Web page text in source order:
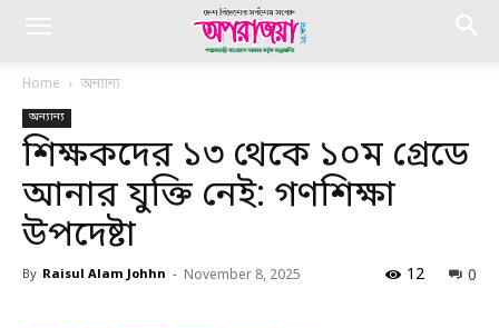
Home অন্যান্য
অন্যান্য
শিক্ষকদের ১৩ থেকে ১০ম গ্রেডে
আনার যুক্তি নেই: গণশিক্ষা
উপদেষ্টা
By Raisul Alam Johhn - November 8, 2025 0
12